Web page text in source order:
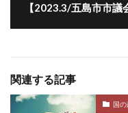
【2023.3/五島市市議
関連する記事
国の